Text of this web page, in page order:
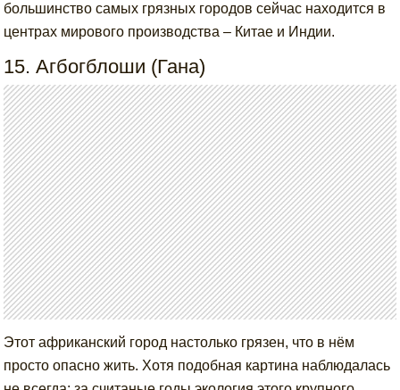
большинство самых грязных городов сейчас находится в
центрах мирового производства – Китае и Индии.
15. Агбогблоши (Гана)
Этот африканский город настолько грязен, что в нём
просто опасно жить. Хотя подобная картина наблюдалась